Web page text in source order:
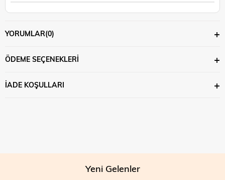
YORUMLAR(0)
ÖDEME SEÇENEKLERI
İADE KOŞULLARI
Yeni Gelenler